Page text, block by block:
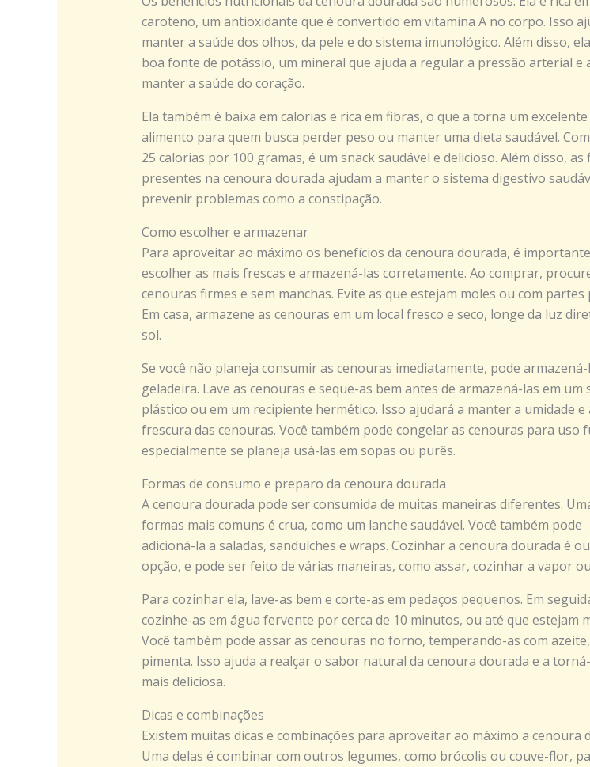
caroteno, um antioxidante que é convertido em vitamina A no corpo. Isso
manter a saúde dos olhos, da pele e do sistema imunológico. Além disso,
boa fonte de potássio, um mineral que ajuda a regular a pressão arterial e
manter a saúde do coração.
Ela também é baixa em calorias e rica em fibras, o que a torna um excelente
alimento para quem busca perder peso ou manter uma dieta saudável.
25 calorias por 100 gramas, é um snack saudável e delicioso. Além disso, as
presentes na cenoura dourada ajudam a manter o sistema digestivo
prevenir problemas como a constipação.
Como escolher e armazenar
Para aproveitar ao máximo os benefícios da cenoura dourada, é importante
escolher as mais frescas e armazená-las corretamente. Ao comprar,
cenouras firmes e sem manchas. Evite as que estejam moles ou com partes
Em casa, armazene as cenouras em um local fresco e seco, longe da luz
sol.
Se você não planeja consumir as cenouras imediatamente, pode
geladeira. Lave as cenouras e seque-as bem antes de armazená-las em um
plástico ou em um recipiente hermético. Isso ajudará a manter a umidade e
frescura das cenouras. Você também pode congelar as cenouras para uso
especialmente se planeja usá-las em sopas ou purês.
Formas de consumo e preparo da cenoura dourada
A cenoura dourada pode ser consumida de muitas maneiras diferentes.
formas mais comuns é crua, como um lanche saudável. Você também pode
adicioná-la a saladas, sanduíches e wraps. Cozinhar a cenoura dourada é
opção, e pode ser feito de várias maneiras, como assar, cozinhar a vapor
Para cozinhar ela, lave-as bem e corte-as em pedaços pequenos. Em
cozinhe-as em água fervente por cerca de 10 minutos, ou até que estejam
Você também pode assar as cenouras no forno, temperando-as com
pimenta. Isso ajuda a realçar o sabor natural da cenoura dourada e a
mais deliciosa.
Dicas e combinações
Existem muitas dicas e combinações para aproveitar ao máximo a cenoura
Uma delas é combinar com outros legumes, como brócolis ou couve-flor,